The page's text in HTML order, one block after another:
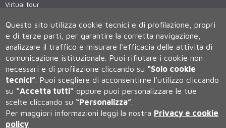
Virtual tour
Università degli Studi di Siena
Rettorato, via Banchi di Sotto 55, 53100 Siena ITALIA
P.IVA 00273530527 | C.F. 80002070524 | Caselle Pec:Posta
Elettronica Certificata
Questo sito utilizza cookie tecnici e di profilazione, propri
e di terze parti, per garantire la corretta navigazione,
analizzare il traffico e misurare l'efficacia delle attività di
comunicazione istituzionale. Puoi rifiutare i cookie non
necessari e di profilazione cliccando su “Solo cookie
tecnici” Puoi scegliere di acconsentirne l’utilizzo cliccando
su “Accetta tutti” oppure puoi personalizzare le tue
scelte cliccando su “Personalizza”
Per maggiori informazioni leggi la nostra Privacy e cookie
policy